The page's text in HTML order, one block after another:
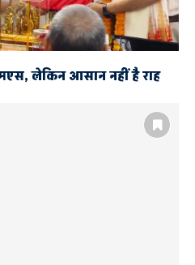
लेकिन आसान नहीं है राह